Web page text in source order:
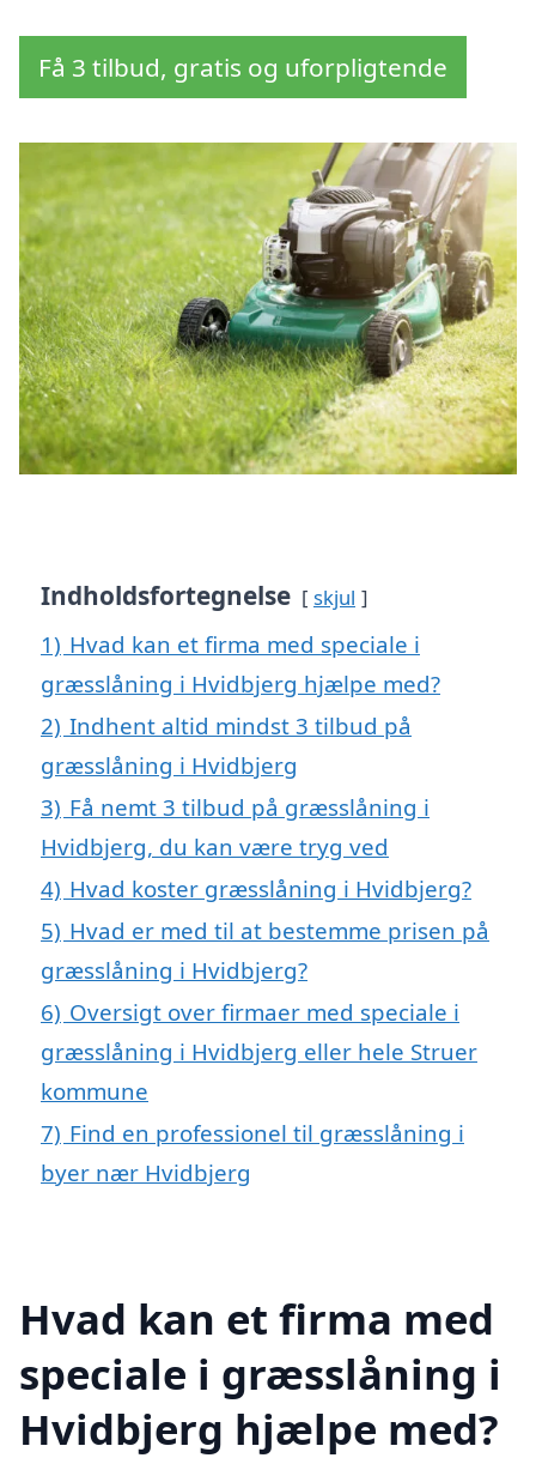
Få 3 tilbud, gratis og uforpligtende
Indholdsfortegnelse skjul
1) Hvad kan et firma med speciale i
græsslåning i Hvidbjerg hjælpe med?
2) Indhent altid mindst 3 tilbud på
græsslåning i Hvidbjerg
3) Få nemt 3 tilbud på græsslåning i
Hvidbjerg, du kan være tryg ved
4) Hvad koster græsslåning i Hvidbjerg?
5) Hvad er med til at bestemme prisen på
græsslåning i Hvidbjerg?
6) Oversigt over firmaer med speciale i
græsslåning i Hvidbjerg eller hele Struer
kommune
7) Find en professionel til græsslåning i
byer nær Hvidbjerg
Hvad kan et firma med
speciale i græsslåning i
Hvidbjerg hjælpe med?